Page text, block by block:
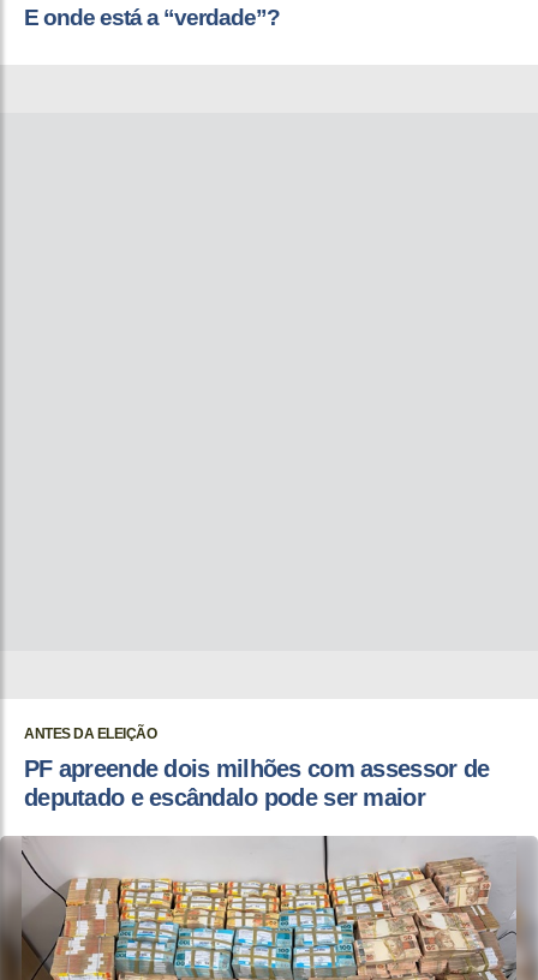
E onde está a “verdade”?
ANTES DA ELEIÇÃO
PF apreende dois milhões com assessor de
deputado e escândalo pode ser maior